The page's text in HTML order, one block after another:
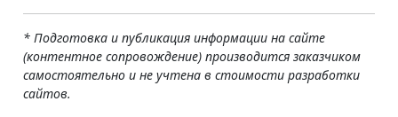
* Подготовка и публикация информации на сайте
(контентное сопровождение) производится заказчиком
самостоятельно и не учтена в стоимости разработки
сайтов.